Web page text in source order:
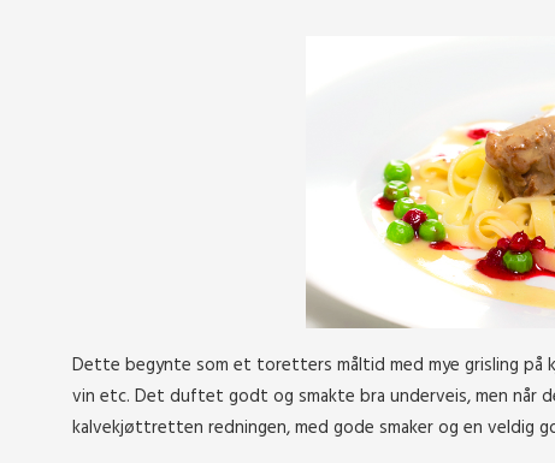
Dette begynte som et toretters måltid med mye grisling på
vin etc. Det duftet godt og smakte bra underveis, men når
kalvekjøttretten redningen, med gode smaker og en veldig